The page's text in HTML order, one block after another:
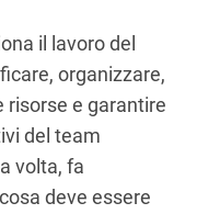
il lavoro del
organizzare,
risorse e garantire
del team
volta, fa
deve essere